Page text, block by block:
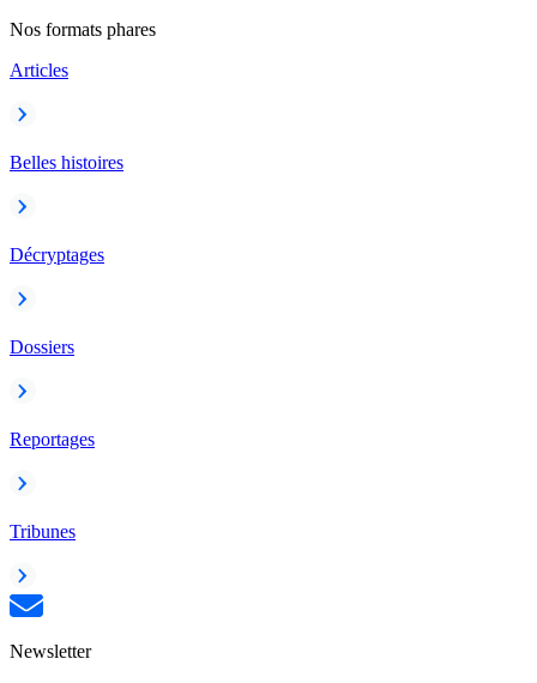
Nos formats phares
Articles
Belles histoires
Décryptages
Dossiers
Reportages
Tribunes
Newsletter